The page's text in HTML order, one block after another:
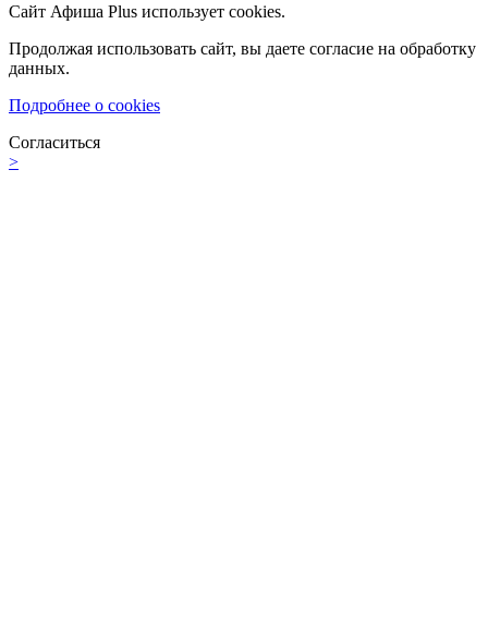
Сайт Афиша Plus использует cookies.
Продолжая использовать сайт, вы даете согласие на обработку
данных.
Подробнее о cookies
Согласиться
>